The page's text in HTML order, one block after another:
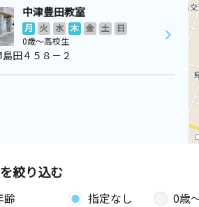
中津豊田教室
月 火 水 木 金 土
日
0歳～高校生
田４５８－２
絞り込む
齢 指定なし 0歳